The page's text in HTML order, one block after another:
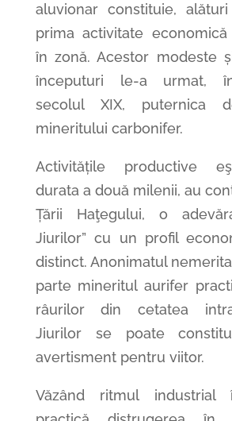
aluvionar constituie,
prima activitate economică
în zonă. Acestor modeste
începuturi le-a urmat,
secolul XIX, puternica
mineritului carbonifer.
Activitățile productive
durata a două milenii, au
Țării Haţegului, o
Jiurilor” cu un profil
distinct. Anonimatul
parte mineritul aurifer
râurilor din cetatea
Jiurilor se poate
avertisment pentru viitor.
Văzând ritmul